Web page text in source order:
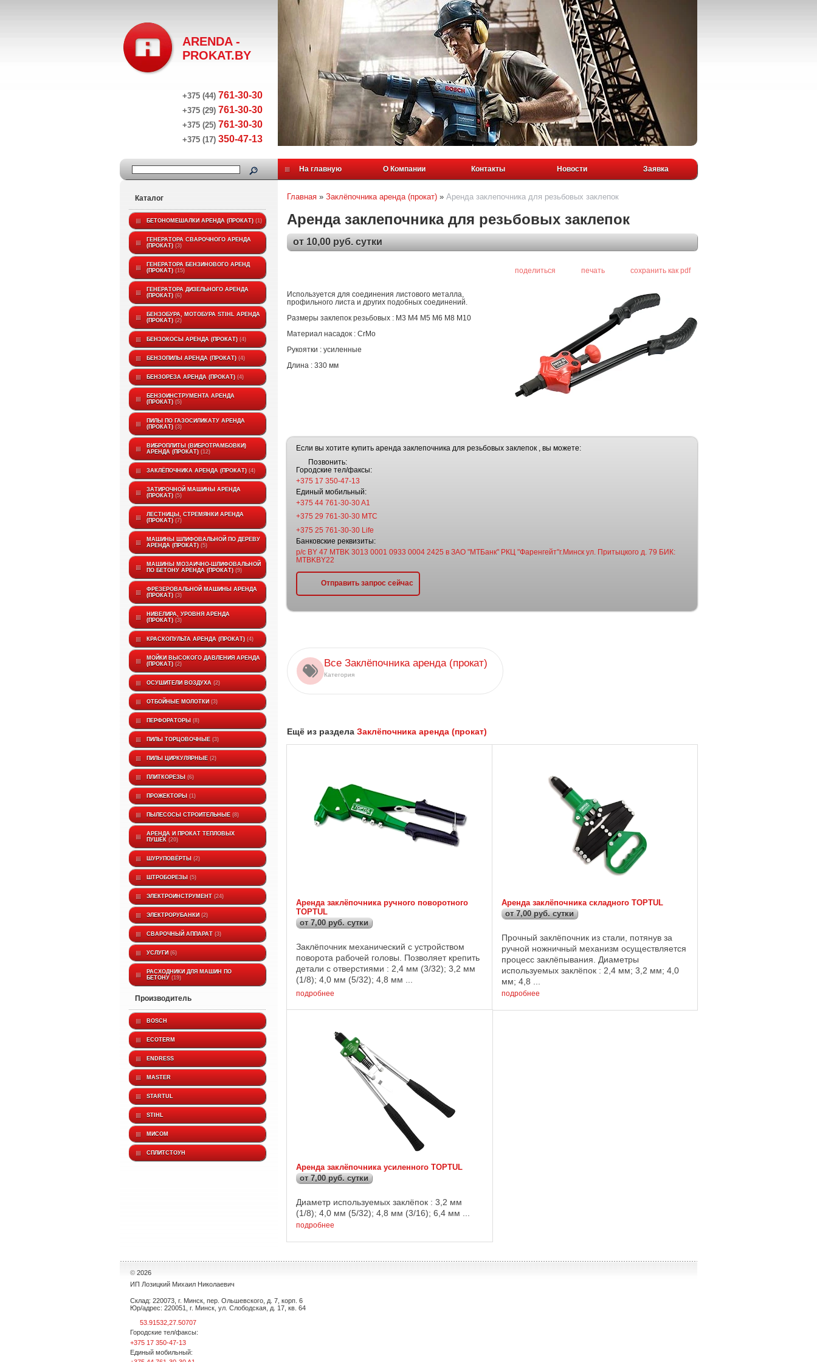
ARENDA -
PROKAT.BY
+375 (44) 761-30-30
+375 (29) 761-30-30
+375 (25) 761-30-30
+375 (17) 350-47-13
На главную О Компании Контакты Новости Заявка
Каталог
БЕТОНОМЕШАЛКИ АРЕНДА (ПРОКАТ) 1
ГЕНЕРАТОРА СВАРОЧНОГО АРЕНДА
(ПРОКАТ) 3
ГЕНЕРАТОРА БЕНЗИНОВОГО АРЕНД
(ПРОКАТ) 15
ГЕНЕРАТОРА ДИЗЕЛЬНОГО АРЕНДА
(ПРОКАТ) 6
БЕНЗОБУРА, МОТОБУРА STIHL АРЕНДА
(ПРОКАТ) 2
БЕНЗОКОСЫ АРЕНДА (ПРОКАТ) 4
БЕНЗОПИЛЫ АРЕНДА (ПРОКАТ) 4
БЕНЗОРЕЗА АРЕНДА (ПРОКАТ) 4
БЕНЗОИНСТРУМЕНТА АРЕНДА
(ПРОКАТ) 5
ПИЛЫ ПО ГАЗОСИЛИКАТУ АРЕНДА
(ПРОКАТ) 3
ВИБРОПЛИТЫ (ВИБРОТРАМБОВКИ)
АРЕНДА (ПРОКАТ) 12
ЗАКЛЁПОЧНИКА АРЕНДА (ПРОКАТ) 4
ЗАТИРОЧНОЙ МАШИНЫ АРЕНДА
(ПРОКАТ) 5
ЛЕСТНИЦЫ, СТРЕМЯНКИ АРЕНДА
(ПРОКАТ) 7
МАШИНЫ ШЛИФОВАЛЬНОЙ ПО ДЕРЕВУ
АРЕНДА (ПРОКАТ) 5
МАШИНЫ МОЗАИЧНО-ШЛИФОВАЛЬНОЙ
ПО БЕТОНУ АРЕНДА (ПРОКАТ) 9
ФРЕЗЕРОВАЛЬНОЙ МАШИНЫ АРЕНДА
(ПРОКАТ) 3
НИВЕЛИРА, УРОВНЯ АРЕНДА
(ПРОКАТ) 3
КРАСКОПУЛЬТА АРЕНДА (ПРОКАТ) 4
МОЙКИ ВЫСОКОГО ДАВЛЕНИЯ АРЕНДА
(ПРОКАТ) 2
ОСУШИТЕЛИ ВОЗДУХА 2
ОТБОЙНЫЕ МОЛОТКИ 3
ПЕРФОРАТОРЫ 8
ПИЛЫ ТОРЦОВОЧНЫЕ 3
ПИЛЫ ЦИРКУЛЯРНЫЕ 2
ПЛИТКОРЕЗЫ 6
ПРОЖЕКТОРЫ 1
ПЫЛЕСОСЫ СТРОИТЕЛЬНЫЕ 8
АРЕНДА И ПРОКАТ ТЕПЛОВЫХ
ПУШЕК 20
ШУРУПОВЁРТЫ 2
ШТРОБОРЕЗЫ 5
ЭЛЕКТРОИНСТРУМЕНТ 24
ЭЛЕКТРОРУБАНКИ 2
СВАРОЧНЫЙ АППАРАТ 3
УСЛУГИ 6
РАСХОДНИКИ ДЛЯ МАШИН ПО
БЕТОНУ 19
производитель
BOSCH
ECOTERM
ENDRESS
MASTER
STARTUL
STIHL
МИСОМ
СПЛИТСТОУН
Главная » Заклёпочника аренда (прокат) » Аренда заклепочника для резьбовых заклепок
Аренда заклепочника для резьбовых заклепок
от 10,00 руб. сутки
поделиться печать сохранить как pdf
Используется для соединения листового металла,
профильного листа и других подобных соединений.
Размеры заклепок резьбовых : М3 М4 М5 М6 М8 М10
Материал насадок : CrMo
Рукоятки : усиленные
Длина : 330 мм
Если вы хотите купить аренда заклепочника для резьбовых заклепок , вы можете:
Позвонить:
Городские тел/факсы:
+375 17 350-47-13
Единый мобильный:
+375 44 761-30-30 A1
+375 29 761-30-30 МТС
+375 25 761-30-30 Life
Банковские реквизиты:
р/с BY 47 MTBK 3013 0001 0933 0004 2425 в ЗАО "МТБанк" РКЦ "Фаренгейт"г.Минск ул. Притыцкого д. 79 БИК:
MTBKBY22
Отправить запрос сейчас
Все Заклёпочника аренда (прокат)
Категория
Ещё из раздела Заклёпочника аренда (прокат)
Аренда заклёпочника ручного поворотного
TOPTUL
от 7,00 руб. сутки
Заклёпочник механический с устройством
поворота рабочей головы. Позволяет крепить
детали с отверстиями : 2,4 мм (3/32); 3,2 мм
(1/8); 4,0 мм (5/32); 4,8 мм ...
подробнее
Аренда заклёпочника складного TOPTUL
от 7,00 руб. сутки
Прочный заклёпочник из стали, потянув за
ручной ножничный механизм осуществляется
процесс заклёпывания. Диаметры
используемых заклёпок : 2,4 мм; 3,2 мм; 4,0
мм; 4,8 ...
подробнее
Аренда заклёпочника усиленного TOPTUL
от 7,00 руб. сутки
Диаметр используемых заклёпок : 3,2 мм
(1/8); 4,0 мм (5/32); 4,8 мм (3/16); 6,4 мм ...
подробнее
© 2026
ИП Лозицкий Михаил Николаевич
Склад: 220073, г. Минск, пер. Ольшевского, д. 7, корп. 6
Юр/адрес: 220051, г. Минск, ул. Слободская, д. 17, кв. 64
53.91532,27.50707
Городские тел/факсы:
+375 17 350-47-13
Единый мобильный: